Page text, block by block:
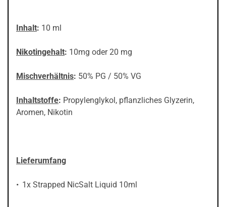
Inhalt: 10 ml
Nikotingehalt: 10mg oder 20 mg
Mischverhältnis: 50% PG / 50% VG
Inhaltstoffe: Propylenglykol, pflanzliches Glyzerin,
Aromen, Nikotin
Lieferumfang
1x Strapped NicSalt Liquid 10ml